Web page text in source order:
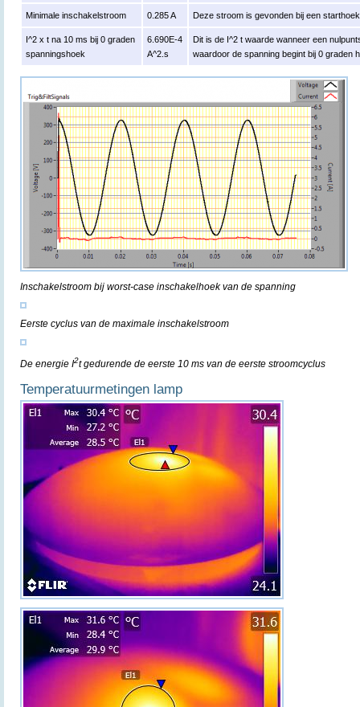
Minimale inschakelstroom 0.285 A Deze stroom is gevonden bij een
I^2 x t na 10 ms bij 0 graden
spanningshoek
6.690E-4
A^2.s
Dit is de I^2 t waarde wanneer een
waardoor de spanning begint bij 0 graden
Inschakelstroom bij worst-case inschakelhoek van de spanning
Eerste cyclus van de maximale inschakelstroom
De energie I2t gedurende de eerste 10 ms van de eerste stroomcyclus
Temperatuurmetingen lamp